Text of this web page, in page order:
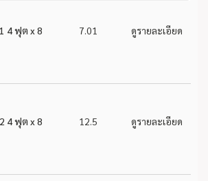
4 ฟุต x 8 7.01 ดูรายละเอียด
4 ฟุต x 8 12.5 ดูรายละเอียด